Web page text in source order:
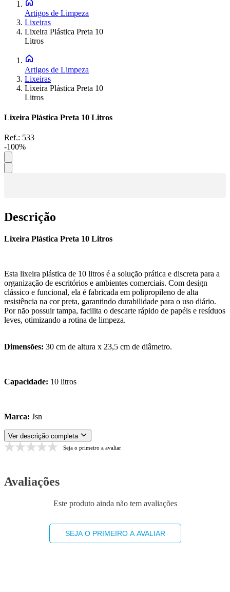
Artigos de Limpeza
Lixeiras
Lixeira Plástica Preta 10
Litros
Artigos de Limpeza
Lixeiras
Lixeira Plástica Preta 10
Litros
Lixeira Plástica Preta 10 Litros
Ref.: 533
-100%
Descrição
Lixeira Plástica Preta 10 Litros
Esta lixeira plástica de 10 litros é a solução prática e discreta para a
organização de escritórios e ambientes comerciais. Com design
clássico e funcional, ela é fabricada em polipropileno de alta
resistência na cor preta, garantindo durabilidade para o uso diário.
Por não possuir tampa, facilita o descarte rápido de papéis e resíduos
leves, otimizando a rotina de limpeza.
Dimensões: 30 cm de altura x 23,5 cm de diâmetro.
Capacidade: 10 litros
Marca: Jsn
Ver descrição completa
Seja o primeiro a avaliar
Avaliações
Este produto ainda não tem avaliações
SEJA O PRIMEIRO A AVALIAR